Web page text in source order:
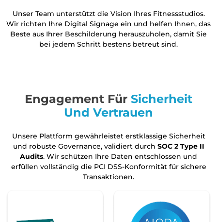
Unser Team unterstützt die Vision Ihres Fitnessstudios.
Wir richten Ihre Digital Signage ein und helfen Ihnen, das
Beste aus Ihrer Beschilderung herauszuholen, damit Sie
bei jedem Schritt bestens betreut sind.
Engagement Für Sicherheit
Und Vertrauen
Unsere Plattform gewährleistet erstklassige Sicherheit
und robuste Governance, validiert durch SOC 2 Type II
Audits. Wir schützen Ihre Daten entschlossen und
erfüllen vollständig die PCI DSS-Konformität für sichere
Transaktionen.